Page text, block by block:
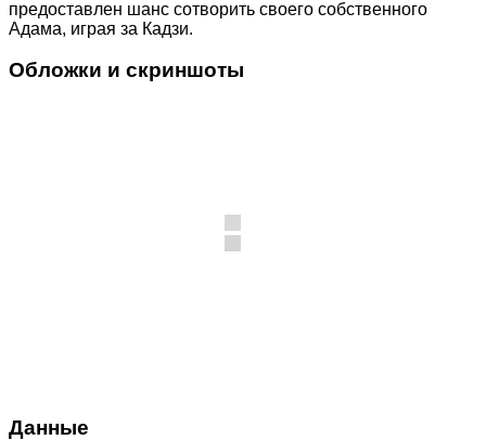
предоставлен шанс сотворить своего собственного
Адама, играя за Кадзи.
Обложки и скриншоты
Данные